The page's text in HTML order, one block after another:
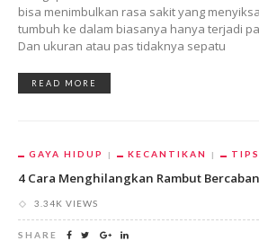
bisa menimbulkan rasa sakit yang
tumbuh ke dalam biasanya hanya terjadi
Dan ukuran atau pas tidaknya sepatu
READ MORE
GAYA HIDUP KECANTIKAN TIPS
4 Cara Menghilangkan Rambut
3.34K VIEWS
SHARE